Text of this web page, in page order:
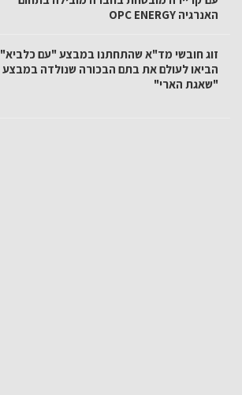
האנרגיה OPC ENERGY
זוג חובשי מד"א שהתחתנו במבצע "עם כלביא"
הביאו לעולם את בתם הבכורה שנולדה במבצע
"שאגת הארי"